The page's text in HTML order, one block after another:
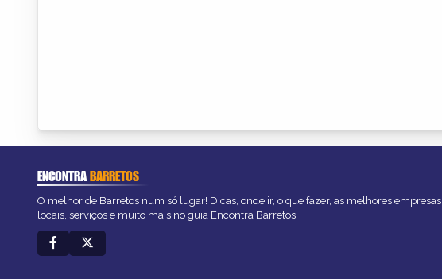
ENCONTRABARRETOS
O melhor de Barretos num só lugar! Dicas, onde ir, o que fazer, as melhores empresas,
locais, serviços e muito mais no guia Encontra Barretos.